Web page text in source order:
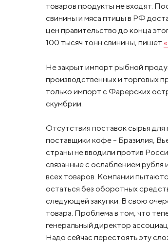
товаров продукты не входят.
свинины и мяса птицы в РФ
цен правительство до конца
100 тысяч тонн свинины, пишет
Не закрыт импорт рыбной
производственных и торговых
только импорт с Фарерских
скумбрии.
Отсутствия поставок сырья
поставщики кофе – Бразилия,
страны не вводили против
связанные с ослаблением
всех товаров. Компании
остаться без оборотных
следующей закупки. В свою
товара. Проблема в том, что
генеральный директор
Надо сейчас перестоять эту